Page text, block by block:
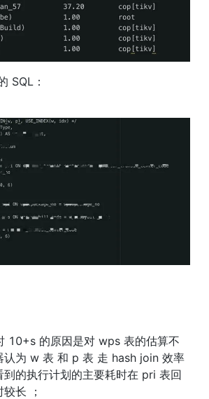
SQL：
10+s 的原因是对 wps 表的估算不
认为 w 表 和 p 表 走 hash join 效率
到的执行计划的主要耗时在 pri 表回
长 ；